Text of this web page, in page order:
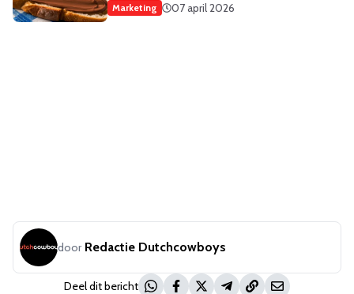
Marketing 07 april 2026
door Redactie Dutchcowboys
Deel dit bericht